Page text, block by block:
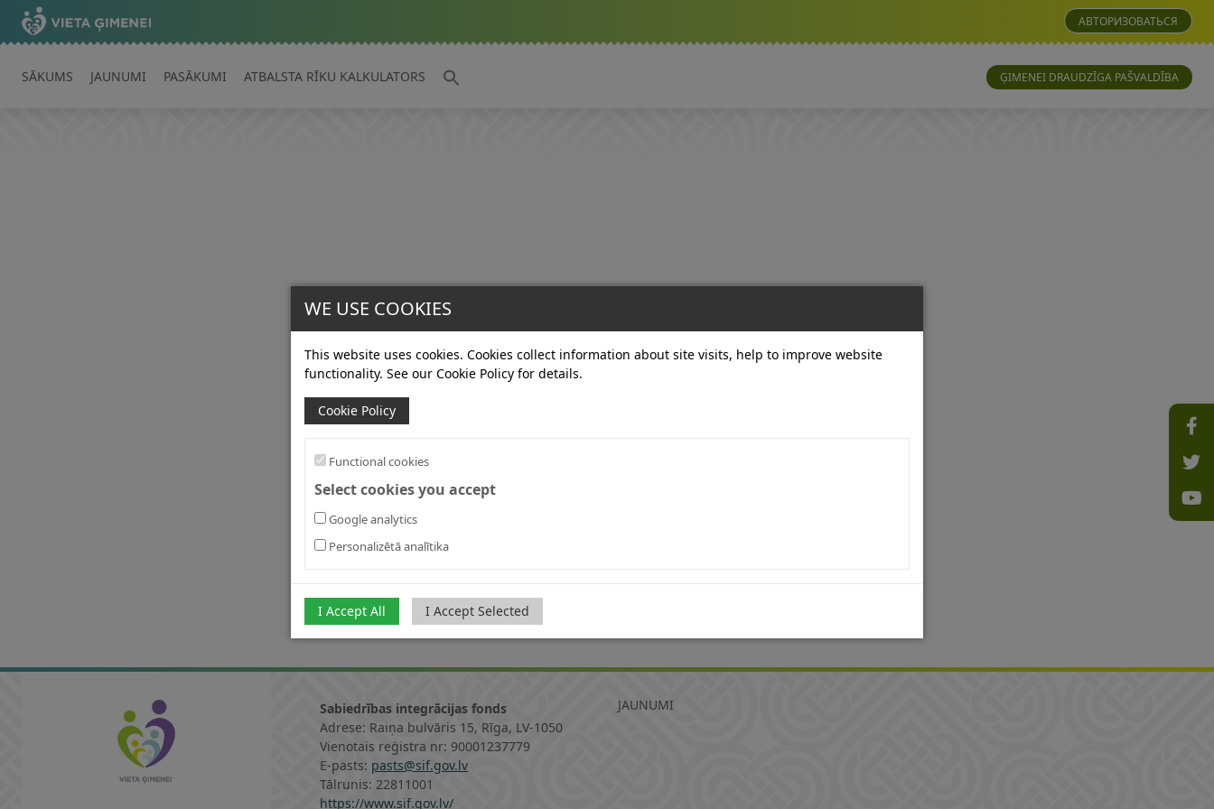
АВТОРИЗОВАТЬСЯ
SĀKUMS JAUNUMI PASĀKUMI ATBALSTA RĪKU KALKULATORS ĢIMENEI DRAUDZĪGA PAŠVALDĪBA
Sabiedrības integrācijas fonds
Adrese: Raiņa bulvāris 15, Rīga, LV-1050
Vienotais reģistra nr: 90001237779
E-pasts: pasts@sif.gov.lv
Tālrunis: 22811001
https://www.sif.gov.lv/
JAUNUMI
WE USE COOKIES
This website uses cookies. Cookies collect information about site visits, help to improve website
functionality. See our Cookie Policy for details.
Cookie Policy
Functional cookies
Select cookies you accept
Google analytics
Personalizētā analītika
I Accept All I Accept Selected